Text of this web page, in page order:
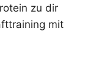
zu dir
mit